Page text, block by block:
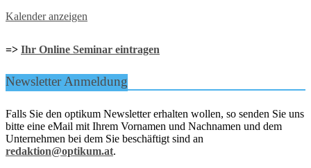
Kalender anzeigen
=> Ihr Online Seminar eintragen
Newsletter Anmeldung
Falls Sie den optikum Newsletter erhalten wollen, so senden Sie uns
bitte eine eMail mit Ihrem Vornamen und Nachnamen und dem
Unternehmen bei dem Sie beschäftigt sind an
redaktion@optikum.at.